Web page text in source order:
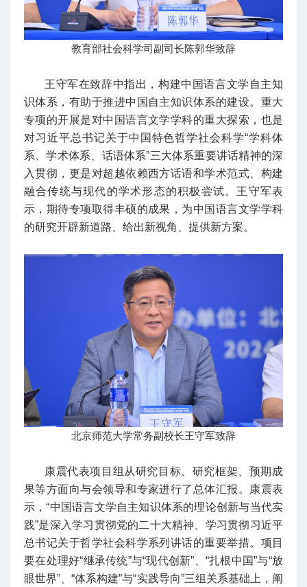
教育部社会科学司副司长陈郭华致辞
王守军在致辞中指出，构建中国语言文学自主知
识体系，有助于推进中国自主知识体系的建设。重大
专项的开展是对中国语言文学学科的重大探索，也是
对习近平总书记关于中国特色哲学社会科学“学科体
系、学术体系、话语体系”三大体系重要讲话精神的深
入贯彻，更是对超越依赖西方话语和学术范式、构建
融合传统与现代的学术形态的积极尝试。王守军表
示，期待专项取得丰硕的成果，为中国语言文学学科
的研究开辟新道路、给出新视角、提供新方案。
北京师范大学常务副校长王守军致辞
康震代表项目组从研究目标、研究框架、预期成
果等方面向与会领导和专家进行了总体汇报。康震表
示，“中国语言文学自主知识体系的理论创新与当代实
践”是深入学习贯彻党的二十大精神、学习贯彻习近平
总书记关于哲学社会科学系列讲话的重要举措。项目
要在处理好“继承传统”与“现代创新”、“扎根中国”与“放
眼世界”、“体系构建”与“实践导向”三组关系基础上，阐